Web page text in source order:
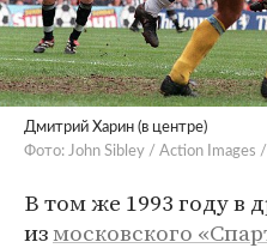
Дмитрий Харин (в центре)
Фото: John Sibley / Action Images
В том же 1993 году в
измосковского